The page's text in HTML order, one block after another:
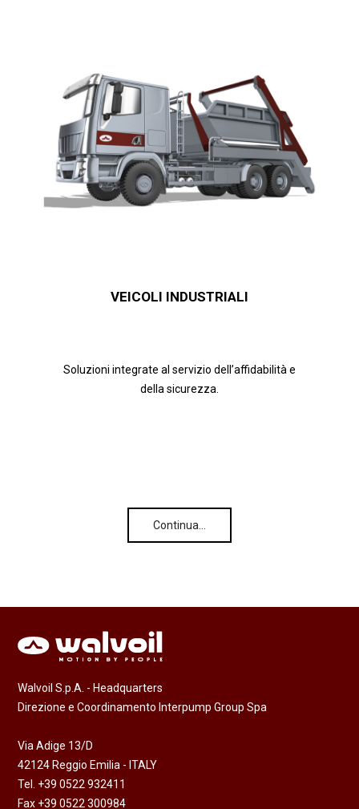
VEICOLI INDUSTRIALI
Soluzioni integrate al servizio dell’affidabilità e
della sicurezza.
Continua…
Walvoil S.p.A. - Headquarters
Direzione e Coordinamento Interpump Group Spa
Via Adige 13/D
42124 Reggio Emilia - ITALY
Tel. +39 0522 932411
Fax +39 0522 300984